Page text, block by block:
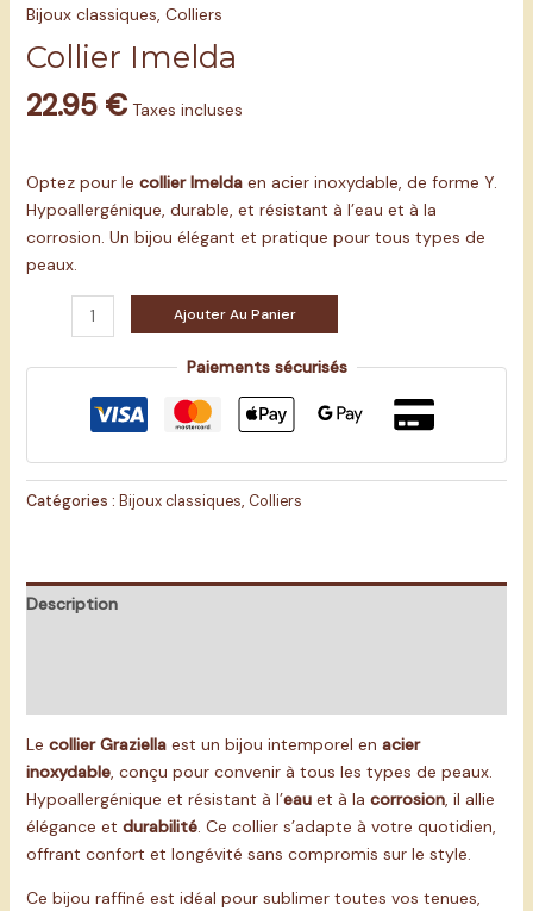
Bijoux classiques, Colliers
Collier Imelda
22.95 € Taxes incluses
Optez pour le collier Imeldaen acier inoxydable, de forme Y.
Hypoallergénique, durable, et résistant à l’eau et à la
corrosion. Un bijou élégant et pratique pour tous types de
peaux.
Ajouter Au Panier
Paiements sécurisés
Catégories : Bijoux classiques, Colliers
Description
Le collier Graziellaest un bijou intemporel en acier
inoxydable, conçu pour convenir à tous les types de peaux.
Hypoallergénique et résistant à l’eauet à la corrosion, il allie
élégance et durabilité. Ce collier s’adapte à votre quotidien,
offrant confort et longévité sans compromis sur le style.
Ce bijou raffiné est idéal pour sublimer toutes vos tenues,